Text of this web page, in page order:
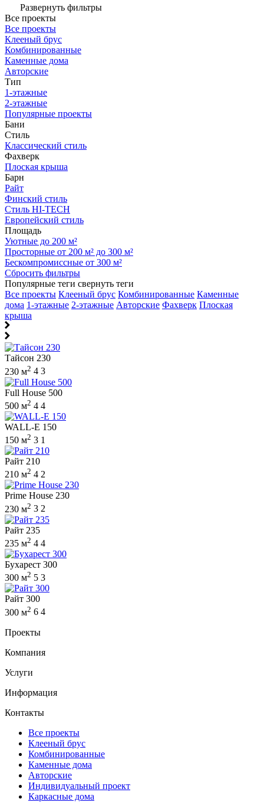
Развернуть фильтры
Все проекты
Все проекты
Клееный брус
Комбинированные
Каменные дома
Авторские
Тип
1-этажные
2-этажные
Популярные проекты
Бани
Стиль
Классический стиль
Фахверк
Плоская крыша
Барн
Райт
Финский стиль
Стиль HI-TECH
Европейский стиль
Площадь
Уютные до 200 м²
Просторные от 200 м² до 300 м²
Бескомпромиссные от 300 м²
Сбросить фильтры
Популярные теги свернуть теги
Все проекты Клееный брус Комбинированные Каменные
дома 1-этажные 2-этажные Авторские Фахверк Плоская
крыша
Тайсон 230
230 м2 4 3
Full House 500
500 м2 4 4
WALL-E 150
150 м2 3 1
Райт 210
210 м2 4 2
Prime House 230
230 м2 3 2
Райт 235
235 м2 4 4
Бухарест 300
300 м2 5 3
Райт 300
300 м2 6 4
Проекты
Компания
Услуги
Информация
Контакты
Все проекты
Клееный брус
Комбинированные
Каменные дома
Авторские
Индивидуальный проект
Каркасные дома